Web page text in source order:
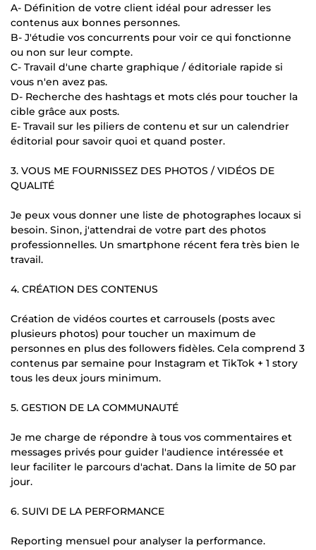
A- Définition de votre client idéal pour adresser les
contenus aux bonnes personnes.
B- J'étudie vos concurrents pour voir ce qui fonctionne
ou non sur leur compte.
C- Travail d'une charte graphique / éditoriale rapide si
vous n'en avez pas.
D- Recherche des hashtags et mots clés pour toucher la
cible grâce aux posts.
E- Travail sur les piliers de contenu et sur un calendrier
éditorial pour savoir quoi et quand poster.
3. VOUS ME FOURNISSEZ DES PHOTOS / VIDÉOS DE
QUALITÉ
Je peux vous donner une liste de photographes locaux si
besoin. Sinon, j'attendrai de votre part des photos
professionnelles. Un smartphone récent fera très bien le
travail.
4. CRÉATION DES CONTENUS
Création de vidéos courtes et carrousels (posts avec
plusieurs photos) pour toucher un maximum de
personnes en plus des followers fidèles. Cela comprend 3
contenus par semaine pour Instagram et TikTok + 1 story
tous les deux jours minimum.
5. GESTION DE LA COMMUNAUTÉ
Je me charge de répondre à tous vos commentaires et
messages privés pour guider l'audience intéressée et
leur faciliter le parcours d'achat. Dans la limite de 50 par
jour.
6. SUIVI DE LA PERFORMANCE
Reporting mensuel pour analyser la performance.